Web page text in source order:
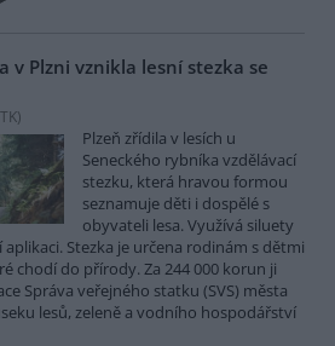
v Plzni vznikla lesní stezka se
)
Plzeň zřídila v lesích u
Seneckého rybníka vzdělávací
stezku, která hravou formou
seznamuje děti i dospělé s
obyvateli lesa. Využívá siluety
Stezka je určena rodinám s dětmi
chodí do přírody. Za 244 000 korun ji
Správa veřejného statku (SVS) města
lesů, zeleně a vodního hospodářství